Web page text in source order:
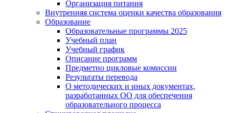
Организация питания
Внутренняя система оценки качества образования
Образование
Образовательные программы 2025
Учебный план
Учебный график
Описание программ
Предметно цикловые комиссии
Результаты перевода
О методических и иных документах,
разработанных ОО для обеспечения
образовательного процесса